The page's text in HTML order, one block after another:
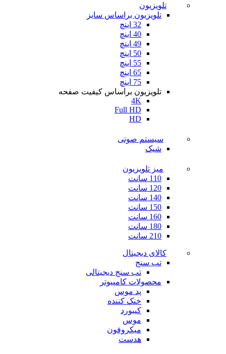
تلویزیون
تلویزیون براساس سایز
32 اینچ
40 اینچ
49 اینچ
50 اینچ
55 اینچ
65 اینچ
75 اینچ
تلویزیون براساس کیفیت صفحه
4K
Full HD
HD
سیستم صوتی
شیک
میز تلویزیون
110 سانت
120 سانت
140 سانت
150 سانت
160 سانت
180 سانت
210 سانت
کالای دیجیتال
تب سنج
تب سنج دیجیتالی
محصولات کامپیوتر
پد موس
خنک کننده
کیبورد
موس
میکروفون
هدست